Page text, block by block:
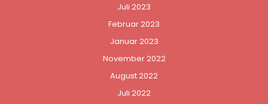
Juli 2023
Februar 2023
Januar 2023
November 2022
August 2022
Juli 2022